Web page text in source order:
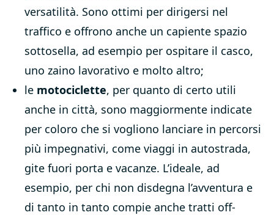
versatilità. Sono ottimi per dirigersi nel
traffico e offrono anche un capiente spazio
sottosella, ad esempio per ospitare il casco,
uno zaino lavorativo e molto altro;
le motociclette, per quanto di certo utili
anche in città, sono maggiormente indicate
per coloro che si vogliono lanciare in percorsi
più impegnativi, come viaggi in autostrada,
gite fuori porta e vacanze. L’ideale, ad
esempio, per chi non disdegna l’avventura e
di tanto in tanto compie anche tratti off-